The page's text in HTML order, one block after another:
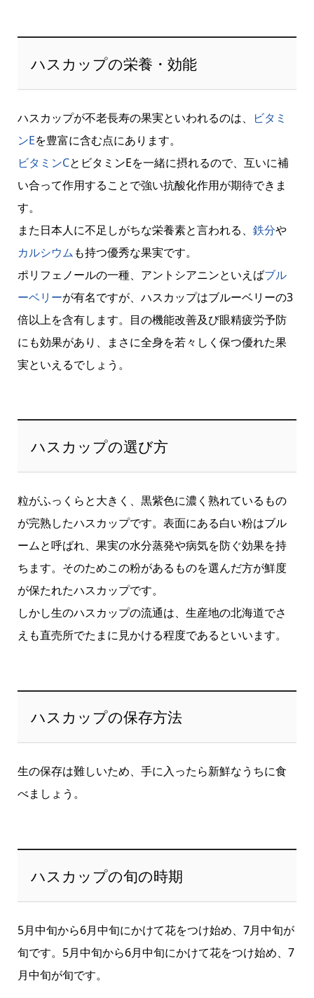
ハスカップの栄養・効能
ハスカップが不老長寿の果実といわれるのは、
ビタミ
ンEを豊富に含む点にあります。
ビタミンCとビタミンEを一緒に摂れるので、互いに補
い合って作用することで強い抗酸化作用が期待できま
す。
また日本人に不足しがちな栄養素と言われる、 鉄分や
カルシウムも持つ優秀な果実です。
ポリフェノールの一種、アントシアニンといえばブル
ーベリーが有名ですが、ハスカップはブルーベリーの3
倍以上を含有します。目の機能改善及び眼精疲労予防
にも効果があり、まさに全身を若々しく保つ優れた果
実といえるでしょう。
ハスカップの選び方
粒がふっくらと大きく、黒紫色に濃く熟れているもの
が完熟したハスカップです。表面にある白い粉はブル
ームと呼ばれ、果実の水分蒸発や病気を防ぐ効果を持
ちます。そのためこの粉があるものを選んだ方が鮮度
が保たれたハスカップです。
しかし生のハスカップの流通は、生産地の北海道でさ
えも直売所でたまに見かける程度であるといいます。
ハスカップの保存方法
生の保存は難しいため、手に入ったら新鮮なうちに食
べましょう。
ハスカップの旬の時期
5月中旬から6月中旬にかけて花をつけ始め、7月中旬が
旬です。5月中旬から6月中旬にかけて花をつけ始め、7
月中旬が旬です。